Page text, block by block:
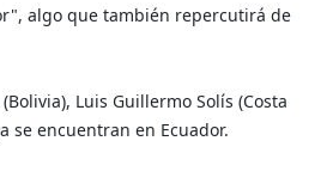
algo que también repercutirá de
Luis Guillermo Solís (Costa
se encuentran en Ecuador.